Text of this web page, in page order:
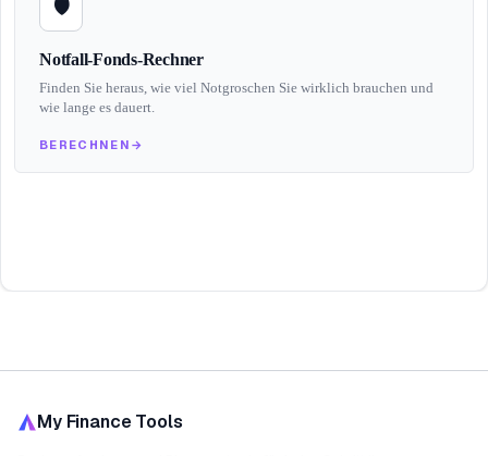
🛡️
Notfall-Fonds-Rechner
Finden Sie heraus, wie viel Notgroschen Sie wirklich brauchen und
wie lange es dauert.
BERECHNEN →
My Finance Tools